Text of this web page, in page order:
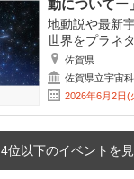
動についてー
地動説や最新
世界をプラネ
佐賀県
佐賀県立宇宙
2026年6月2日(
4位以下のイベントを